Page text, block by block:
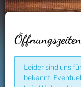
Leider sind uns
bekannt.